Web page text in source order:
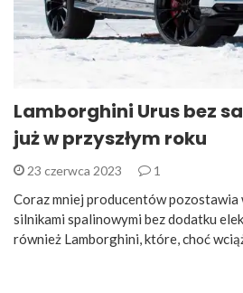
Lamborghini Urus bez
już w przyszłym roku
23 czerwca 2023 1
Coraz mniej producentów pozostawia
silnikami spalinowymi bez dodatku
również Lamborghini, które, choć